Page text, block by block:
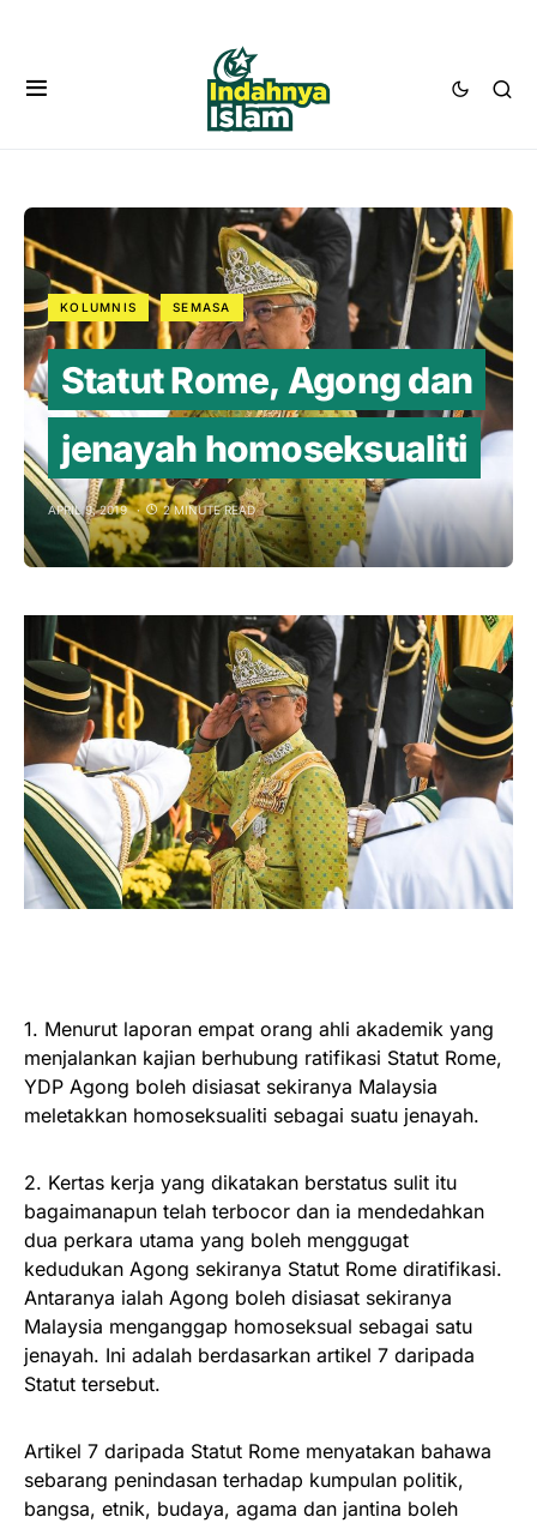
KOLUMNIS SEMASA
Statut Rome, Agong dan
jenayah homoseksualiti
APRIL 9, 2019 2 MINUTE READ
1. Menurut laporan empat orang ahli akademik yang
menjalankan kajian berhubung ratifikasi Statut Rome,
YDP Agong boleh disiasat sekiranya Malaysia
meletakkan homoseksualiti sebagai suatu jenayah.
2. Kertas kerja yang dikatakan berstatus sulit itu
bagaimanapun telah terbocor dan ia mendedahkan
dua perkara utama yang boleh menggugat
kedudukan Agong sekiranya Statut Rome diratifikasi.
Antaranya ialah Agong boleh disiasat sekiranya
Malaysia menganggap homoseksual sebagai satu
jenayah. Ini adalah berdasarkan artikel 7 daripada
Statut tersebut.
Artikel 7 daripada Statut Rome menyatakan bahawa
sebarang penindasan terhadap kumpulan politik,
bangsa, etnik, budaya, agama dan jantina boleh